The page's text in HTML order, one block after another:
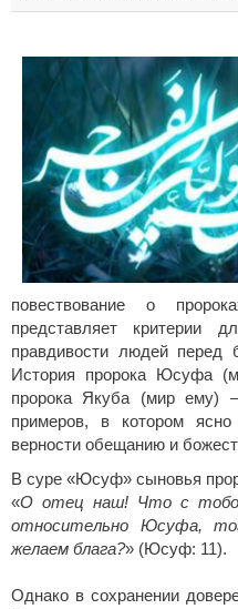
повествование о
представляет критерии
правдивости людей перед
История пророка Юсуфа
пророка Якуба (мир ему)
примеров, в котором ясно
верности обещанию и
В суре «Юсуф» сыновья
«О отец наш! Что с
относительно Юсуфа,
желаем блага?» (Юсуф: 11).
Однако в сохранении